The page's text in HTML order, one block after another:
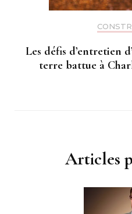
Les défis d’entretien
terre battue à
Articles